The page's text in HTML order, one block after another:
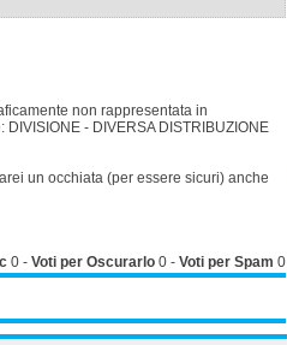
non rappresentata in
- DIVERSA DISTRIBUZIONE
un occhiata (per essere sicuri) anche
0 - Voti per Oscurarlo 0 - Voti per Spam 0